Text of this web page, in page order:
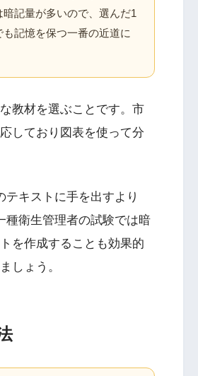
記量が多いので、選んだ1
記憶を保つ一番の近道に
教材を選ぶことです。市
しており図表を使って分
キストに手を出すより
種衛生管理者の試験では暗
を作成することも効果的
しょう。